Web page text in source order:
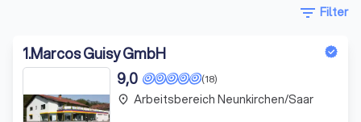
filter_list Filter
1.Marcos Guisy GmbH
(18)
9,0
place Arbeitsbereich Neunkirchen/Saar